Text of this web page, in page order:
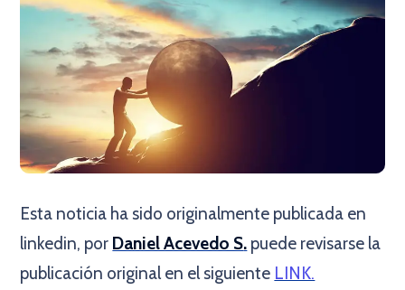
Esta noticia ha sido originalmente publicada en
linkedin, por Daniel Acevedo S. puede revisarse la
publicación original en el siguiente LINK.